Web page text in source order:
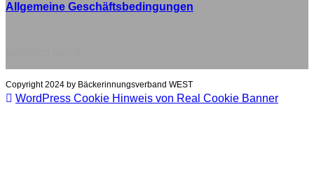
Allgemeine Geschäftsbedingungen
Copyright 2024 by Bäckerinnungsverband WEST
WordPress Cookie Hinweis von Real Cookie Banner